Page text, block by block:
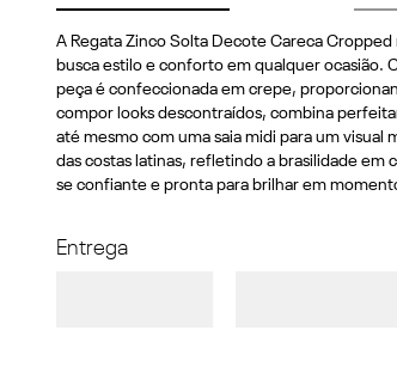
A Regata Zinco Solta Decote Careca
busca estilo e conforto em qualquer ocasião.
peça é confeccionada em crepe,
compor looks descontraídos, combina
até mesmo com uma saia midi para um visual
das costas latinas, refletindo a brasilidade em
se confiante e pronta para brilhar em
Entrega